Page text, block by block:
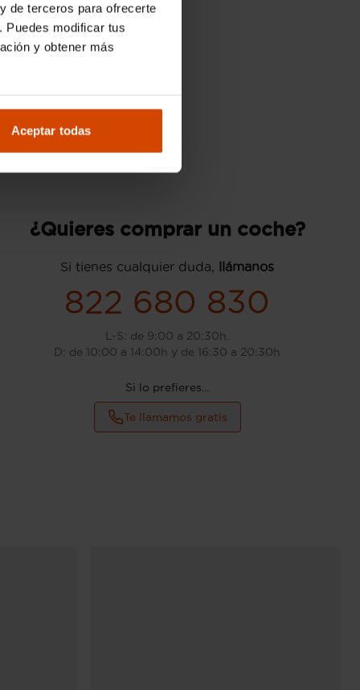
de terceros para ofrecerte
Puedes modificar tus
y obtener más
Aceptar todas
¿Quieres comprar un coche?
Si tienes cualquier duda, llámanos
822 680 830
L-S: de 9:00 a 20:30h.
D: de 10:00 a 14:00h y de 16:30 a 20:30h
Si lo prefieres...
Te llamamos gratis